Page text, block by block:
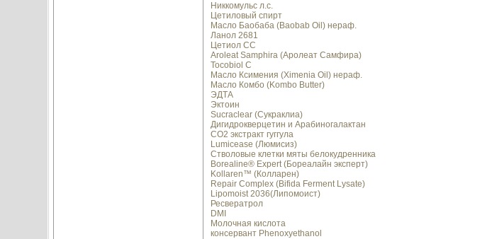
Никкомульс л.с.
Цетиловый спирт
Масло Баобаба (Baobab Oil) нераф.
Ланол 2681
Цетиол СС
Aroleat Samphira (Аролеат Самфира)
Tocobiol C
Масло Ксимения (Ximenia Oil) нераф.
Масло Комбо (Kombo Butter)
ЭДТА
Эктоин
Sucraclear (Сукраклиа)
Дигидрокверцетин и Арабиногалактан
СО2 экстракт гуггула
Lumicease (Люмисиз)
Стволовые клетки мяты белокудренника
Borealine® Expert (Бореалайн эксперт)
Kollaren™ (Колларен)
Repair Complex (Bifida Ferment Lysate)
Lipomoist 2036(Липомоист)
Ресвератрол
DMI
Молочная кислота
консервант Phenoxyethanol